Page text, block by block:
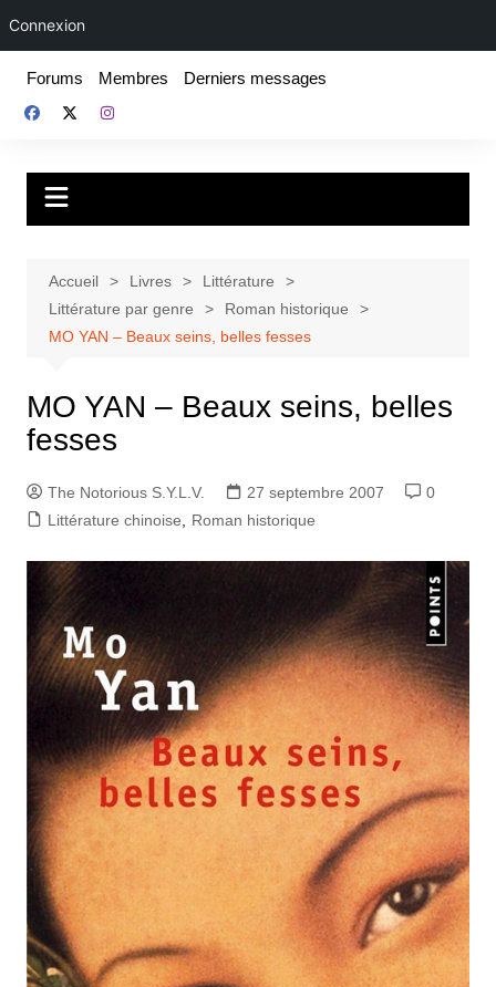
Connexion
contenu
Forums Membres Derniers messages
Fake For Real
Accueil Livres
Littérature
Littérature par genre
Roman historique
MO YAN – Beaux seins, belles fesses
MO YAN – Beaux seins, belles
fesses
The Notorious S.Y.L.V. 27 septembre 2007
0
Littérature chinoise
Roman historique